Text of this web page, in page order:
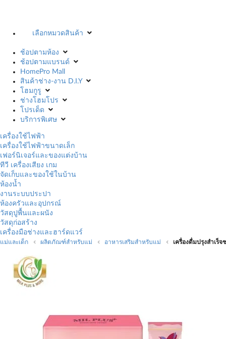
เลือกหมวดสินค้า
ช้อปตามห้อง
ช้อปตามแบรนด์
HomePro Mall
สินค้าช่าง-งาน D.I.Y
โฮมกูรู
ช่างโฮมโปร
โปรเด็ด
บริการพิเศษ
เครื่องใช้ไฟฟ้า
เครื่องใช้ไฟฟ้าขนาดเล็ก
เฟอร์นิเจอร์และของแต่งบ้าน
ทีวี เครื่องเสียง เกม
จัดเก็บและของใช้ในบ้าน
ห้องน้ำ
งานระบบประปา
ห้องครัวและอุปกรณ์
วัสดุปูพื้นและผนัง
วัสดุก่อสร้าง
เครื่องมือช่างและฮาร์ดแวร์
แม่และเด็ก ผลิตภัณฑ์สำหรับแม่ อาหารเสริมสำหรับแม่ เครื่องดื่มปรุงสำเร็